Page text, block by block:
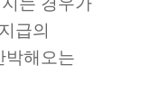
급의
박해오는